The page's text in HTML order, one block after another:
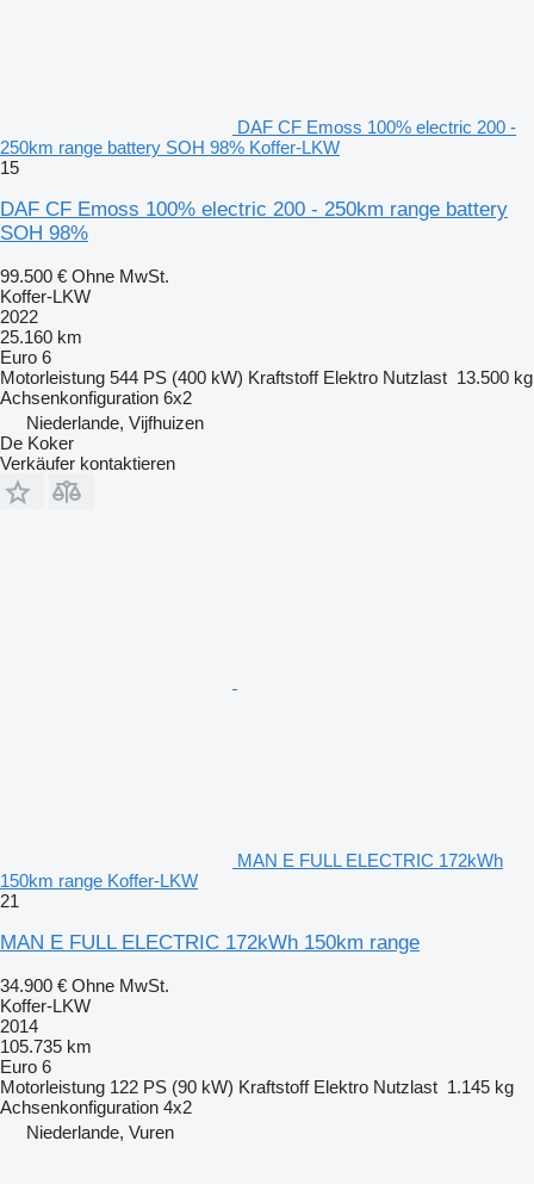
DAF CF Emoss 100% electric 200 -
250km range battery SOH 98% Koffer-LKW
15
DAF CF Emoss 100% electric 200 - 250km range battery
SOH 98%
99.500 € Ohne MwSt.
Koffer-LKW
2022
25.160 km
Euro 6
Motorleistung 544 PS (400 kW) Kraftstoff Elektro Nutzlast 13.500 kg
Achsenkonfiguration 6x2
Niederlande, Vijfhuizen
De Koker
Verkäufer kontaktieren
MAN E FULL ELECTRIC 172kWh
150km range Koffer-LKW
21
MAN E FULL ELECTRIC 172kWh 150km range
34.900 € Ohne MwSt.
Koffer-LKW
2014
105.735 km
Euro 6
Motorleistung 122 PS (90 kW) Kraftstoff Elektro Nutzlast 1.145 kg
Achsenkonfiguration 4x2
Niederlande, Vuren